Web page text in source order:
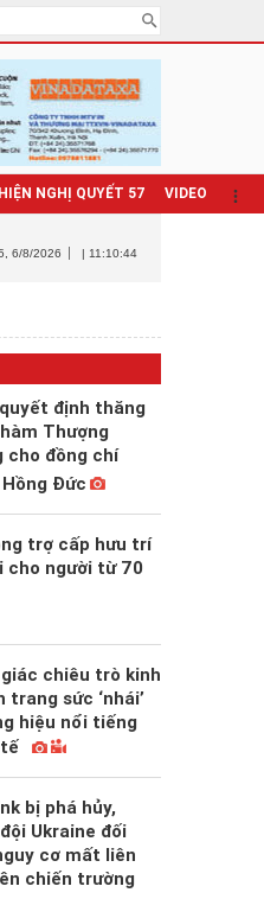
NGHỊ QUYẾT 57 VIDEO
, 6/8/2026 | 11:10:46
định thăng
Thượng
cho đồng chí
Đức
trợ cấp hưu trí
cho người từ 70
giác chiêu trò kinh
trang sức ‘nhái’
hiệu nổi tiếng
bị phá hủy,
Ukraine đối
cơ mất liên
chiến trường